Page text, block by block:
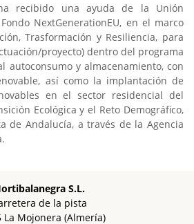
recibido una ayuda de la Unión
NextGenerationEU, en el marco
Trasformación y Resiliencia, para
proyecto) dentro del programa
autoconsumo y almacenamiento, con
así como la implantación de
en el sector residencial del
Ecológica y el Reto Demográfico,
de Andalucía, a través de la Agencia
S.L.
de la pista
La Mojonera (Almería)